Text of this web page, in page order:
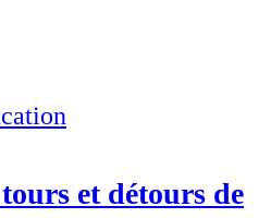
et détours de